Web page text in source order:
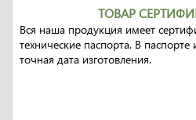
ТОВАР
Вся наша продукция имеет
технические паспорта. В паспорте
точная дата изготовления.